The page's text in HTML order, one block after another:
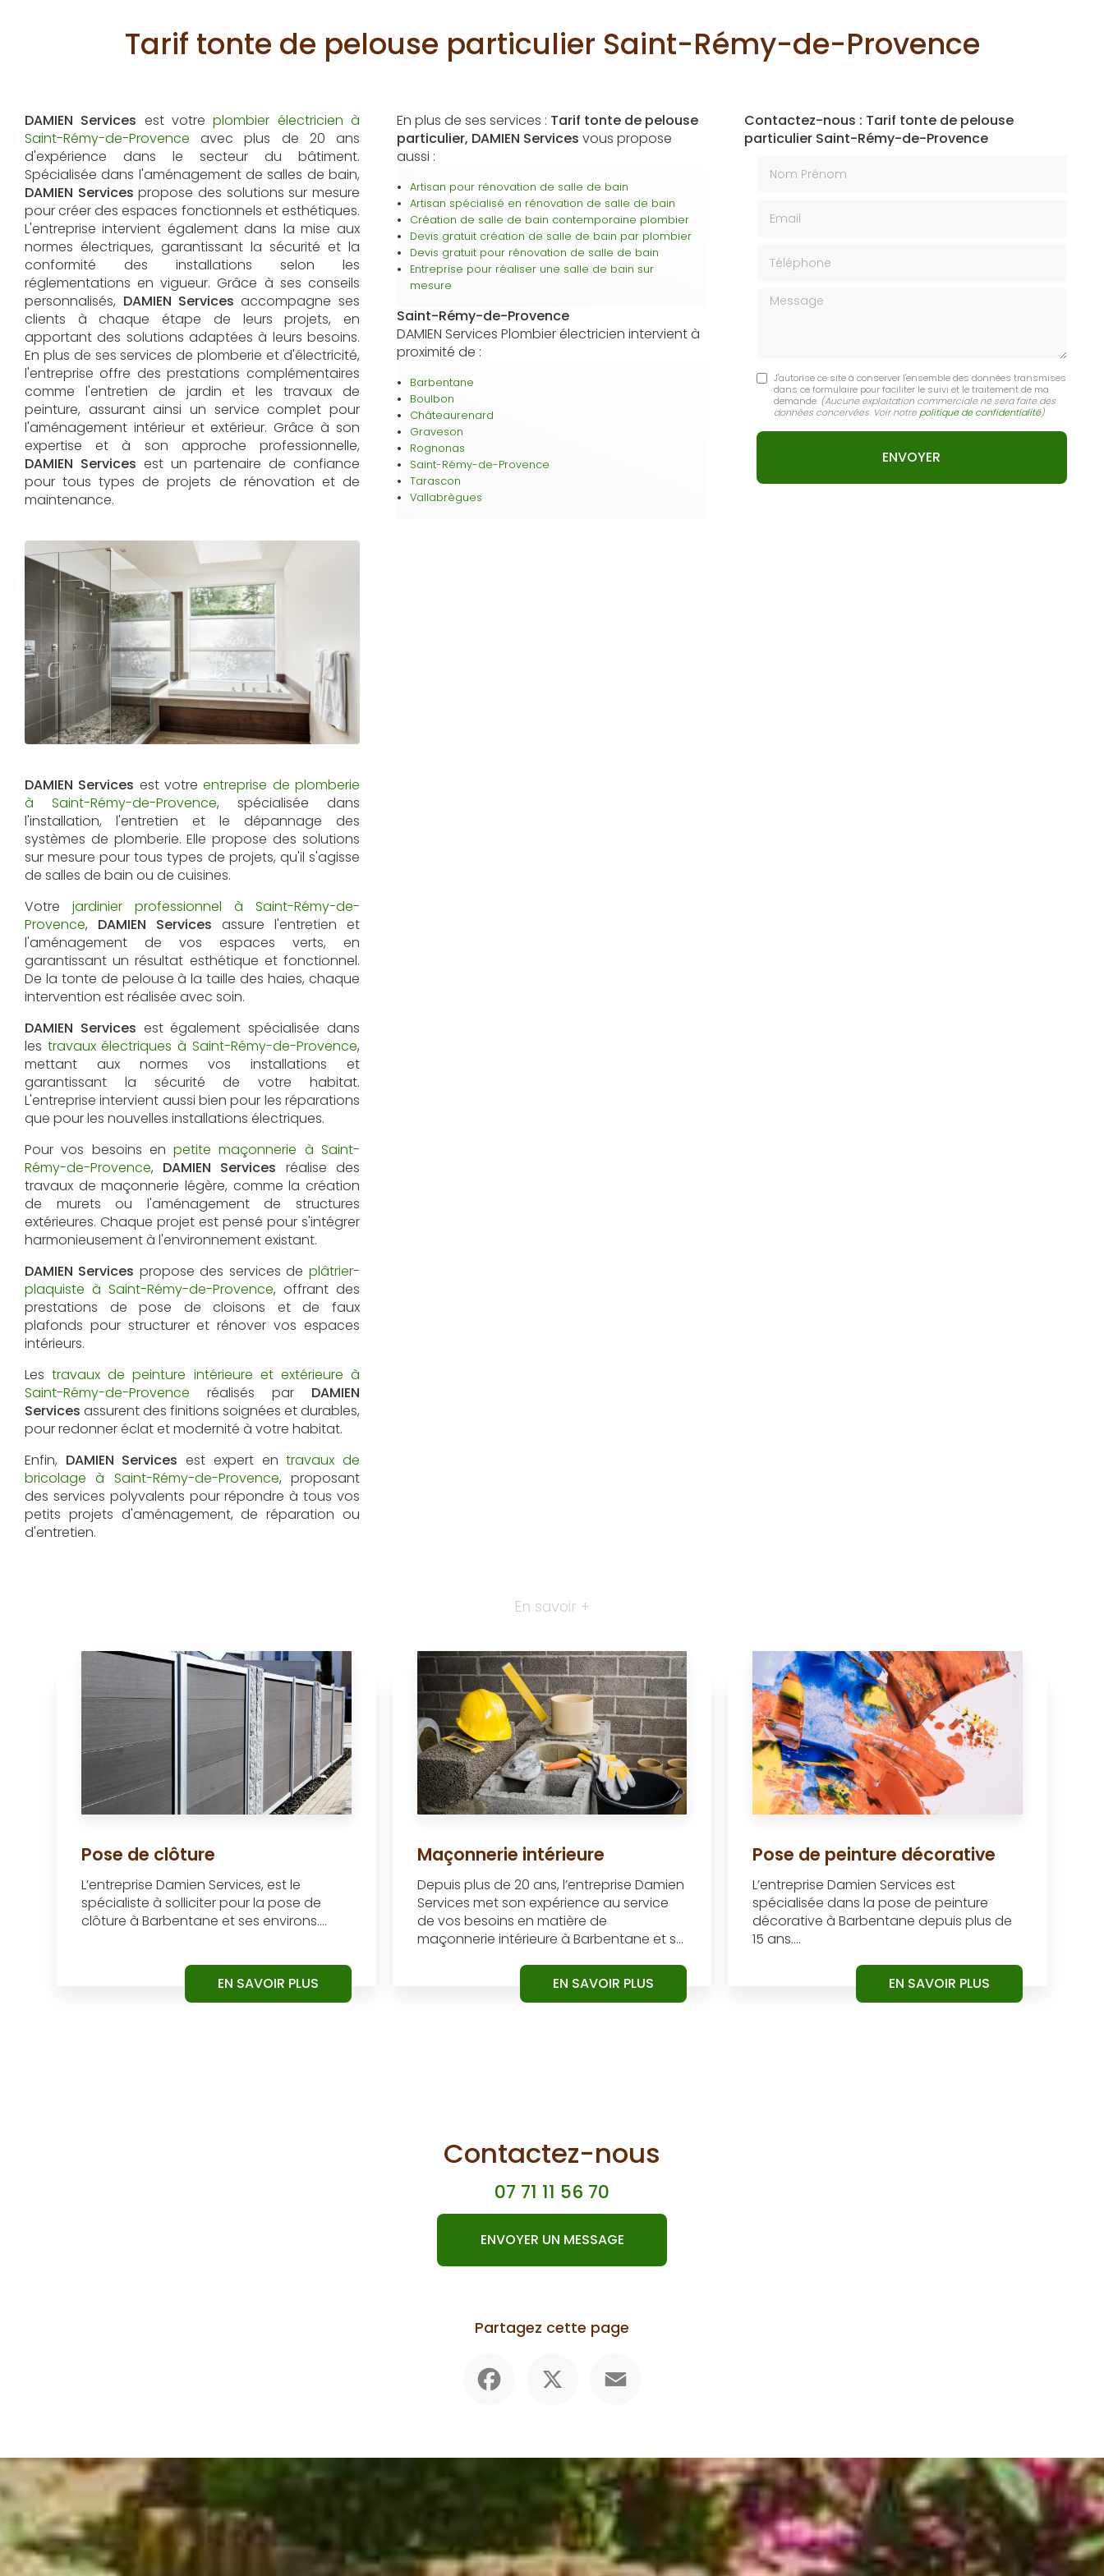
Tarif tonte de pelouse particulier Saint-Rémy-de-Provence
DAMIEN Services est votreplombier électricien à
Saint-Rémy-de-Provence avec plus de 20 ans
d'expérience dans le secteur du bâtiment.
Spécialisée dans l'aménagement de salles de bain,
DAMIEN Services propose des solutions sur mesure
pour créer des espaces fonctionnels et esthétiques.
L'entreprise intervient également dans la mise aux
normes électriques, garantissant la sécurité et la
conformité des installations selon les
réglementations en vigueur. Grâce à ses conseils
personnalisés, DAMIEN Services accompagne ses
clients à chaque étape de leurs projets, en
apportant des solutions adaptées à leurs besoins.
En plus de ses services de plomberie et d'électricité,
l'entreprise offre des prestations complémentaires
comme l'entretien de jardin et les travaux de
peinture, assurant ainsi un service complet pour
l'aménagement intérieur et extérieur. Grâce à son
expertise et à son approche professionnelle,
DAMIEN Services​​​​​​​ est un partenaire de confiance
pour tous types de projets de rénovation et de
maintenance.
DAMIEN Services est votreentreprise de plomberie
à Saint-Rémy-de-Provence, spécialisée dans
l'installation, l'entretien et le dépannage des
systèmes de plomberie. Elle propose des solutions
sur mesure pour tous types de projets, qu'il s'agisse
de salles de bain ou de cuisines.
Votre jardinier professionnel à Saint-Rémy-de-
Provence, DAMIEN Services assure l'entretien et
l'aménagement de vos espaces verts, en
garantissant un résultat esthétique et fonctionnel.
De la tonte de pelouse à la taille des haies, chaque
intervention est réalisée avec soin.
DAMIEN Services est également spécialisée dans
les travaux électriques à Saint-Rémy-de-Provence,
mettant aux normes vos installations et
garantissant la sécurité de votre habitat.
L'entreprise intervient aussi bien pour les réparations
que pour les nouvelles installations électriques.
Pour vos besoins enpetite maçonnerie à Saint-
Rémy-de-Provence, DAMIEN Services réalise des
travaux de maçonnerie légère, comme la création
de murets ou l'aménagement de structures
extérieures. Chaque projet est pensé pour s'intégrer
harmonieusement à l'environnement existant.
DAMIEN Services propose des services de plâtrier-
plaquiste à Saint-Rémy-de-Provence, offrant des
prestations de pose de cloisons et de faux
plafonds pour structurer et rénover vos espaces
intérieurs.
Lestravaux de peinture intérieure et extérieure à
Saint-Rémy-de-Provence réalisés par DAMIEN
Services assurent des finitions soignées et durables,
pour redonner éclat et modernité à votre habitat.
Enfin, DAMIEN Services est expert entravaux de
bricolage à Saint-Rémy-de-Provence, proposant
des services polyvalents pour répondre à tous vos
petits projets d'aménagement, de réparation ou
d'entretien.
En plus de ses services : Tarif tonte de pelouse
particulier, DAMIEN Services vous propose
aussi :
Artisan pour rénovation de salle de bain
Artisan spécialisé en rénovation de salle de bain
Création de salle de bain contemporaine plombier
Devis gratuit création de salle de bain par plombier
Devis gratuit pour rénovation de salle de bain
Entreprise pour réaliser une salle de bain sur
mesure
Saint-Rémy-de-Provence
DAMIEN Services Plombier électricien intervient à
proximité de :
Barbentane
Boulbon
Châteaurenard
Graveson
Rognonas
Saint-Rémy-de-Provence
Tarascon
Vallabrègues
Contactez-nous : Tarif tonte de pelouse
particulier Saint-Rémy-de-Provence
Message
J'autorise ce site à conserver l'ensemble des données transmises
dans ce formulaire pour faciliter le suivi et le traitement de ma
demande. (Aucune exploitation commerciale ne sera faite des
données concervées. Voir notrepolitique de confidentialité)
En savoir +
Pose de clôture
L’entreprise Damien Services, est le
spécialiste à solliciter pour la pose de
clôture à Barbentane et ses environs....
EN SAVOIR PLUS
Maçonnerie intérieure
Depuis plus de 20 ans, l’entreprise Damien
Services met son expérience au service
de vos besoins en matière de
maçonnerie intérieure à Barbentane et s...
EN SAVOIR PLUS
Pose de peinture décorative
L’entreprise Damien Services est
spécialisée dans la pose de peinture
décorative à Barbentane depuis plus de
15 ans....
EN SAVOIR PLUS
Contactez-nous
07 71 11 56 70
ENVOYER UN MESSAGE
Partagez cette page